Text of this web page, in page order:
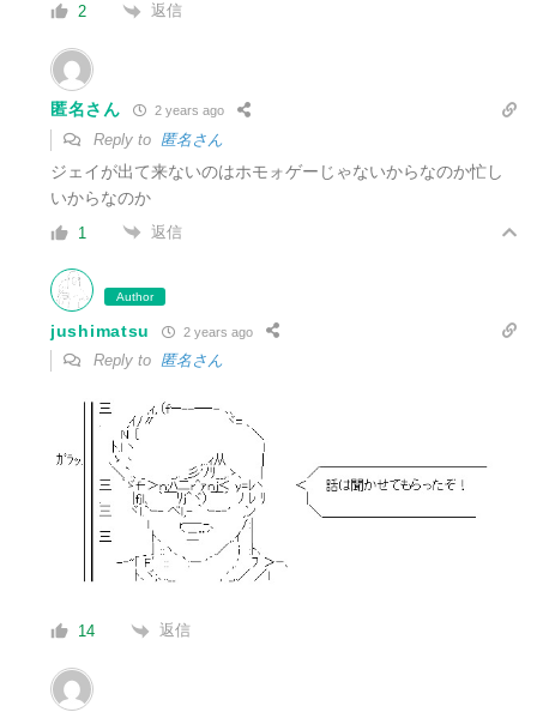
2 返信
匿名さん 2 years ago
Reply to 匿名さん
ジェイが出て来ないのはホモォゲーじゃないからなのか忙し
いからなのか
1 返信
Author
jushimatsu 2 years ago
Reply to 匿名さん
14 返信